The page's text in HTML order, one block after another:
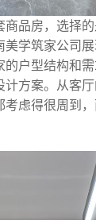
品房，选择的
美学筑家公司
的户型结构和
计方案。从客
考虑得很周到